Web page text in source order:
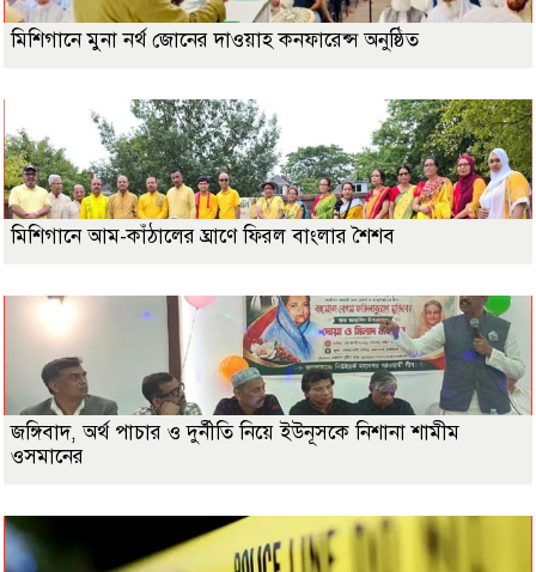
মিশিগানে মুনা নর্থ জোনের দাওয়াহ কনফারেন্স অনুষ্ঠিত
মিশিগানে আম-কাঁঠালের ঘ্রাণে ফিরল বাংলার শৈশব
জঙ্গিবাদ, অর্থ পাচার ও দুর্নীতি নিয়ে ইউনূসকে নিশানা শামীম
ওসমানের